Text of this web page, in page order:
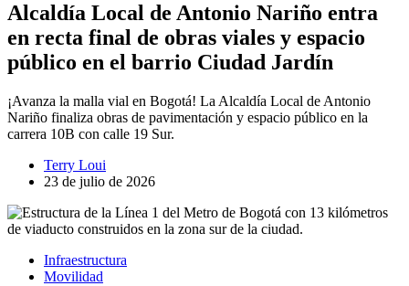
Alcaldía Local de Antonio Nariño entra
en recta final de obras viales y espacio
público en el barrio Ciudad Jardín
¡Avanza la malla vial en Bogotá! La Alcaldía Local de Antonio
Nariño finaliza obras de pavimentación y espacio público en la
carrera 10B con calle 19 Sur.
Terry Loui
23 de julio de 2026
Infraestructura
Movilidad